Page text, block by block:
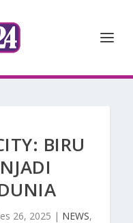
BIRU
26, 2025 | NEWS,